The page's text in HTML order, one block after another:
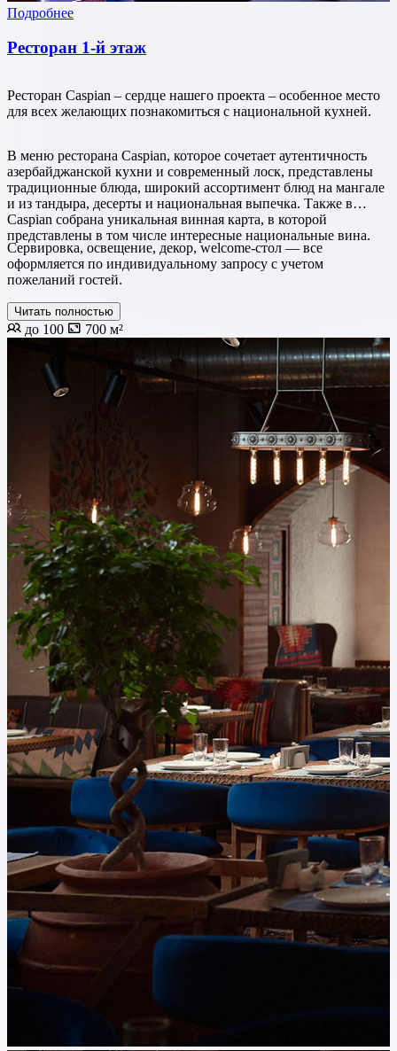
Подробнее
Ресторан 1-й этаж
Ресторан Caspian – сердце нашего проекта – особенное место
для всех желающих познакомиться с национальной кухней.
В меню ресторана Caspian, которое сочетает аутентичность
азербайджанской кухни и современный лоск, представлены
традиционные блюда, широкий ассортимент блюд на мангале
и из тандыра, десерты и национальная выпечка. Также в
Caspian собрана уникальная винная карта, в которой
представлены в том числе интересные национальные вина.
Сервировка, освещение, декор, welcome-стол — все
оформляется по индивидуальному запросу с учетом
пожеланий гостей.
Читать полностью
до 100 700 м²